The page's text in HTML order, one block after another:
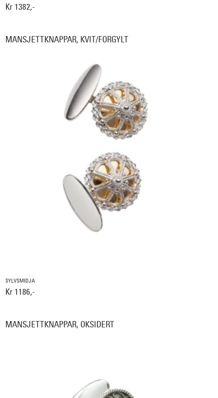
Kr 1382,-
MANSJETTKNAPPAR, KVIT/FORGYLT
SYLVSMIDJA
Kr 1186,-
MANSJETTKNAPPAR, OKSIDERT